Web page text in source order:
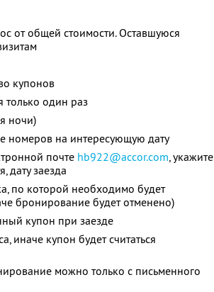
от общей стоимости. Оставшуюся
купонов
один раз
ночи)
номеров на интересующую дату
почте hb922@accor.com,укажите
дату заезда
по которой необходимо будет
бронирование будет отменено)
купон при заезде
иначе купон будет считаться
можно только с письменного